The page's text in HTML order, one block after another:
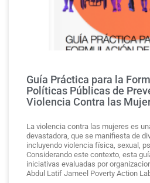
Guía Práctica para la
Políticas Públicas de
Violencia Contra las
La violencia contra las mujeres es
devastadora, que se manifiesta de
incluyendo violencia física, sexual,
Considerando este contexto, esta
iniciativas evaluadas por
Abdul Latif Jameel Poverty Action